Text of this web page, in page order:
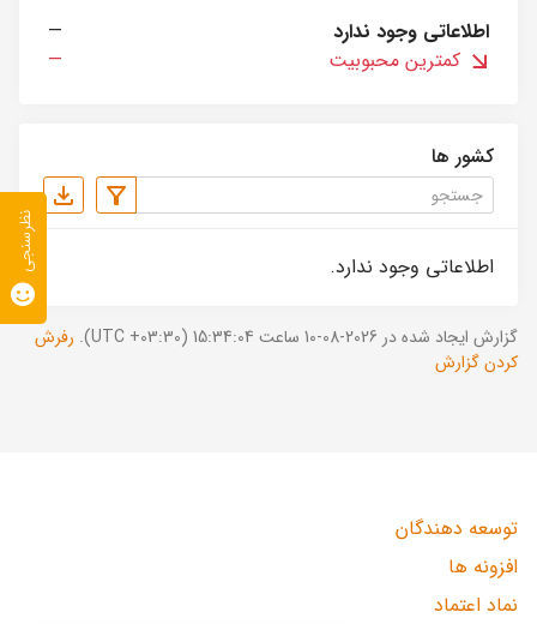
اطلاعاتی وجود ندارد
—
کمترین محبوبیت
—
کشور ها
اطلاعاتی وجود ندارد.
گزارش ایجاد شده در 2026-08-10 ساعت 15:34:04 (UTC +03:30).
رفرش
کردن گزارش
توسعه دهندگان
افزونه ها
نماد اعتماد
نظرسنجی